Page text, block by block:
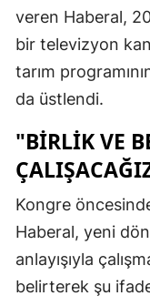
veren Haberal,
bir televizyon
tarım
da üstlendi.
"BIRLIK VE
Kongre
Haberal, yeni
anlayışıyla
belirterek şu